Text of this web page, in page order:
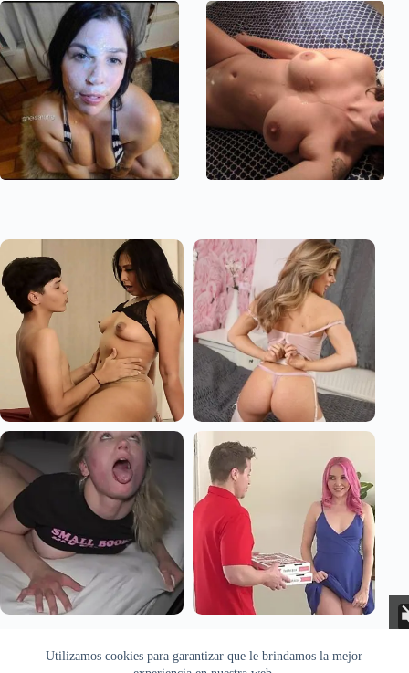
Utilizamos cookies para garantizar que le brindamos la mejor
Todas las imágenes pertenecen a sus respectivos autores. Este sitio